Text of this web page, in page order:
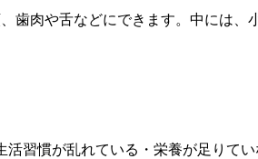
肉や舌などにできます。中には
習慣が乱れている・栄養が足りて